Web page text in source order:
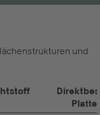
und
Platte